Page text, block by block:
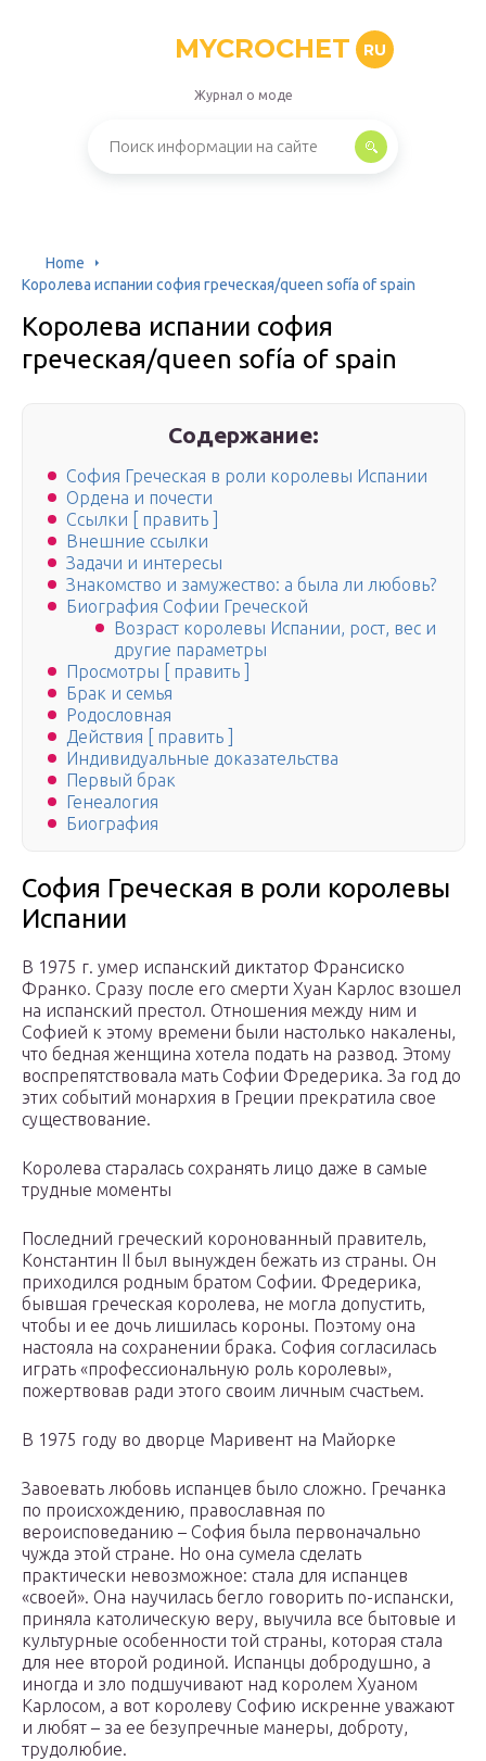
MYCROCHET RU
Журнал о моде
Home
Королева испании софия греческая/queen sofía of spain
Королева испании софия
греческая/queen sofía of spain
Содержание:
София Греческая в роли королевы Испании
Ордена и почести
Ссылки [ править ]
Внешние ссылки
Задачи и интересы
Знакомство и замужество: а была ли любовь?
Биография Софии Греческой
Возраст королевы Испании, рост, вес и
другие параметры
Просмотры [ править ]
Брак и семья
Родословная
Действия [ править ]
Индивидуальные доказательства
Первый брак
Генеалогия
Биография
София Греческая в роли королевы
Испании
В 1975 г. умер испанский диктатор Франсиско
Франко. Сразу после его смерти Хуан Карлос взошел
на испанский престол. Отношения между ним и
Софией к этому времени были настолько накалены,
что бедная женщина хотела подать на развод. Этому
воспрепятствовала мать Софии Фредерика. За год до
этих событий монархия в Греции прекратила свое
существование.
Королева старалась сохранять лицо даже в самые
трудные моменты
Последний греческий коронованный правитель,
Константин II был вынужден бежать из страны. Он
приходился родным братом Софии. Фредерика,
бывшая греческая королева, не могла допустить,
чтобы и ее дочь лишилась короны. Поэтому она
настояла на сохранении брака. София согласилась
играть «профессиональную роль королевы»,
пожертвовав ради этого своим личным счастьем.
В 1975 году во дворце Маривент на Майорке
Завоевать любовь испанцев было сложно. Гречанка
по происхождению, православная по
вероисповеданию – София была первоначально
чужда этой стране. Но она сумела сделать
практически невозможное: стала для испанцев
«своей». Она научилась бегло говорить по-испански,
приняла католическую веру, выучила все бытовые и
культурные особенности той страны, которая стала
для нее второй родиной. Испанцы добродушно, а
иногда и зло подшучивают над королем Хуаном
Карлосом, а вот королеву Софию искренне уважают
и любят – за ее безупречные манеры, доброту,
трудолюбие.